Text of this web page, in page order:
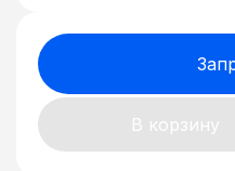
В корзину